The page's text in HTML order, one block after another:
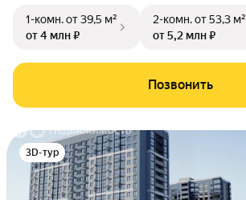
1-комн.от 39,5 м²
от 4 млн ₽
2-комн.от 53,3 м²
от 5,2 млн ₽
Позвонить
3D-тур